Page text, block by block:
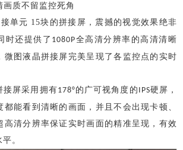
质不留监控死角
单元 15块的拼接屏，震撼的视觉效果绝非
时还提供了 1080P全高清分辨率的高清清晰
微图液晶拼接屏完美呈现了各监控点的实时
接屏采用拥有178°的广可视角度的 IPS硬屏，
都能看到清晰的画面，并且不会出现卡顿、
高清分辨率保证实时画面的精准呈现，有效
。